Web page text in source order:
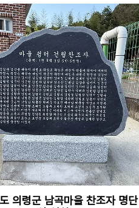
의령군 남곡마을 찬조자 명단